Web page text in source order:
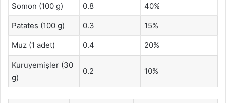
Somon (100 g) 0.8 40%
Patates (100 g) 0.3 15%
Muz (1 adet) 0.4 20%
Kuruyemişler (30
g)
0.2 10%